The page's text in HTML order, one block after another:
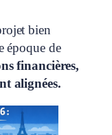
bien
époque de
financières,
alignées.